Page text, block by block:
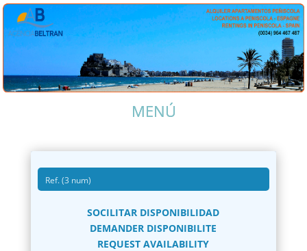
SOCILITAR DISPONIBILIDAD
DEMANDER DISPONIBILITE
REQUEST AVAILABILITY